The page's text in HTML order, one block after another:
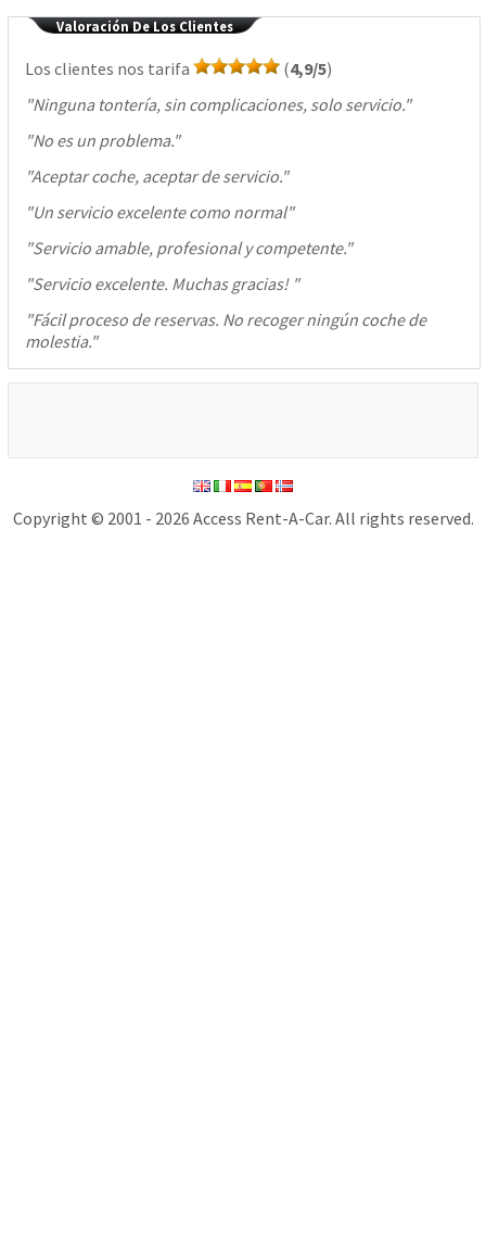
Valoración De Los Clientes
Los clientes nos tarifa (4,9/5)
"Ninguna tontería, sin complicaciones, solo servicio."
"No es un problema."
"Aceptar coche, aceptar de servicio."
"Un servicio excelente como normal"
"Servicio amable, profesional y competente."
"Servicio excelente. Muchas gracias! "
"Fácil proceso de reservas. No recoger ningún coche de
molestia."
Copyright © 2001 - 2026 Access Rent-A-Car. All rights reserved.